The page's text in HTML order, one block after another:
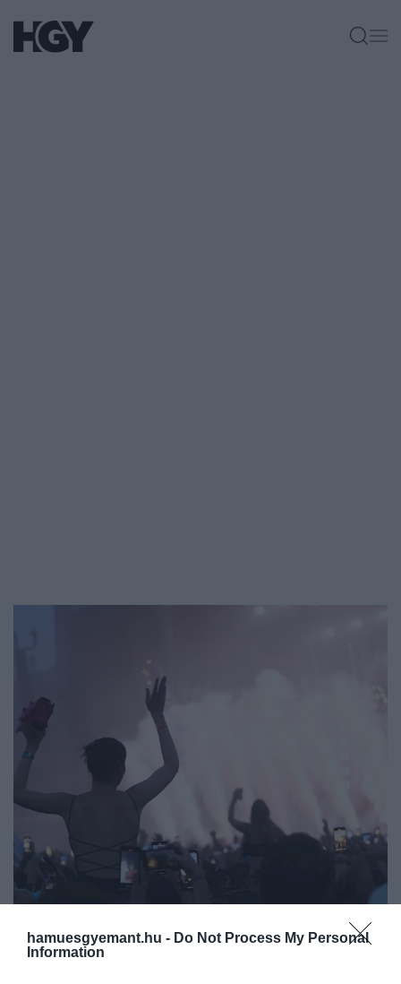
hamuesgyemant.hu - Do Not Process My Personal
Information
2024. AUGUSZTUS 14. ● GERLEI DÁVID